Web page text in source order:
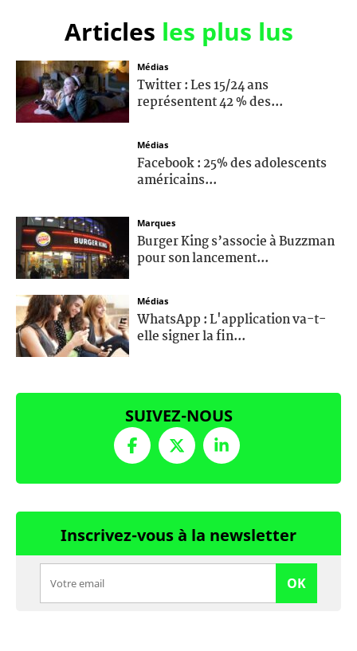
Articles les plus lus
Médias
Twitter : Les 15/24 ans
représentent 42 % des...
Médias
Facebook : 25% des adolescents
américains...
Marques
Burger King s’associe à Buzzman
pour son lancement...
Médias
WhatsApp : L'application va-t-
elle signer la fin...
SUIVEZ-NOUS
Inscrivez-vous à la newsletter
OK